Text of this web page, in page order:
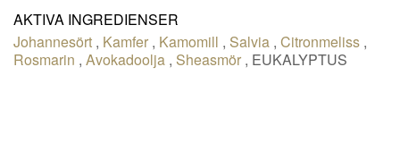
AKTIVA INGREDIENSER
Johannesört , Kamfer , Kamomill , Salvia , Citronmeliss ,
Rosmarin , Avokadoolja , Sheasmör , EUKALYPTUS